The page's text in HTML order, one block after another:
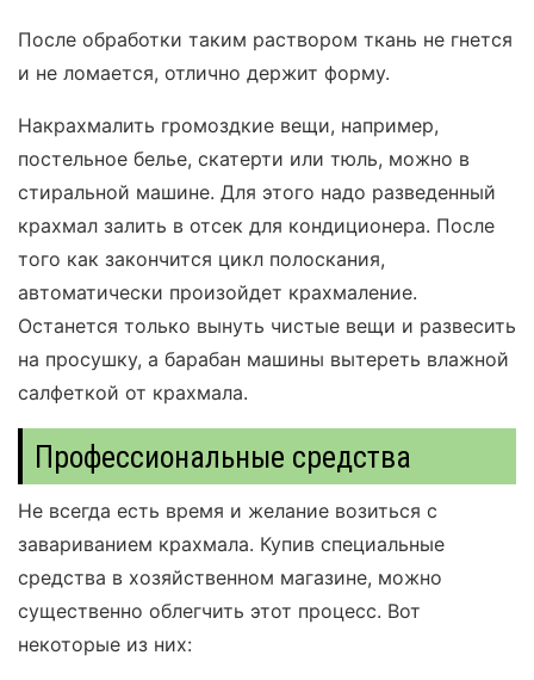
После обработки таким раствором ткань не гнется
и не ломается, отлично держит форму.
Накрахмалить громоздкие вещи, например,
постельное белье, скатерти или тюль, можно в
стиральной машине. Для этого надо разведенный
крахмал залить в отсек для кондиционера. После
того как закончится цикл полоскания,
автоматически произойдет крахмаление.
Останется только вынуть чистые вещи и развесить
на просушку, а барабан машины вытереть влажной
салфеткой от крахмала.
Профессиональные средства
Не всегда есть время и желание возиться с
завариванием крахмала. Купив специальные
средства в хозяйственном магазине, можно
существенно облегчить этот процесс. Вот
некоторые из них: